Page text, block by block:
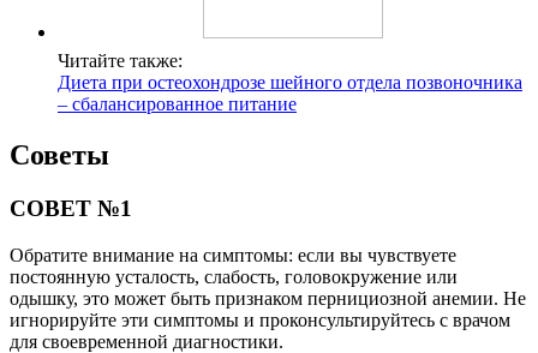
Читайте также:
Диета при остеохондрозе шейного отдела позвоночника
– сбалансированное питание
Советы
СОВЕТ №1
Обратите внимание на симптомы: если вы чувствуете
постоянную усталость, слабость, головокружение или
одышку, это может быть признаком пернициозной анемии. Не
игнорируйте эти симптомы и проконсультируйтесь с врачом
для своевременной диагностики.